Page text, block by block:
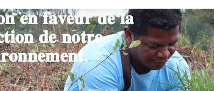
𝐞𝐧 𝐟𝐚𝐯𝐞𝐮𝐫 𝐝𝐞 𝐥𝐚
𝐝𝐞 𝐧𝐨𝐭𝐫𝐞